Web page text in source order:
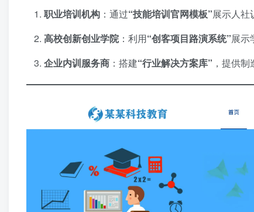
职业培训机构 ：通过​“技能培训官网模板”​展示人社
高校创新创业学院：利用​“创客项目路演系统”​展示
企业内训服务商 ：搭建​“行业解决方案库”​ ，提供